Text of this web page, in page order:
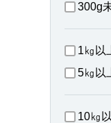
300g
1㎏以
5㎏以
10㎏